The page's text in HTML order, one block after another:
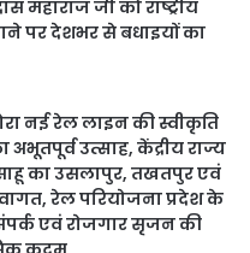
महाराज जी को राष्ट्रीय
पर देशभर से बधाइयों का
नई रेल लाइन की स्वीकृति
उत्साह, केंद्रीय राज्य
साहू का उसलापुर, तखतपुर एवं
रेल परियोजना प्रदेश के
एवं रोजगार सृजन की